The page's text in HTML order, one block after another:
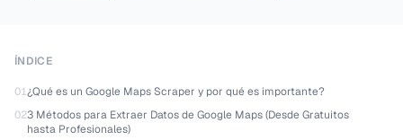
ÍNDICE
01¿Qué es un Google Maps Scraper y por qué es importante?
023 Métodos para Extraer Datos de Google Maps (Desde Gratuitos
hasta Profesionales)